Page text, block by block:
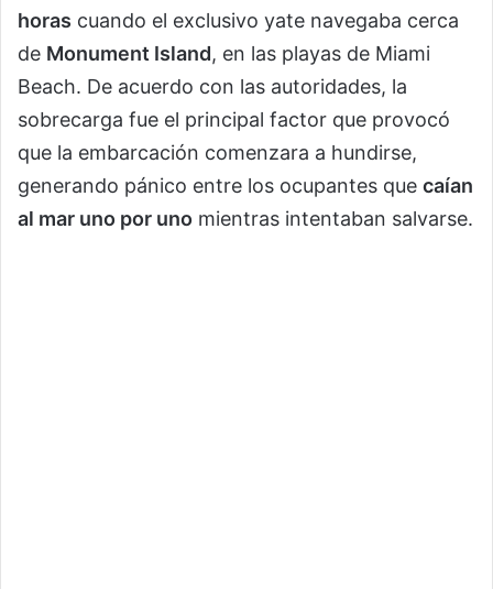
horas cuando el exclusivo yate navegaba cerca
de Monument Island, en las playas de Miami
Beach. De acuerdo con las autoridades, la
sobrecarga fue el principal factor que provocó
que la embarcación comenzara a hundirse,
generando pánico entre los ocupantes que caían
al mar uno por uno mientras intentaban salvarse.